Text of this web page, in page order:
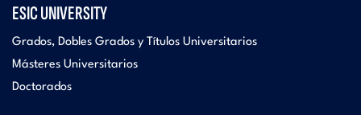
ESIC UNIVERSITY
Grados, Dobles Grados y Títulos Universitarios
Másteres Universitarios
Doctorados